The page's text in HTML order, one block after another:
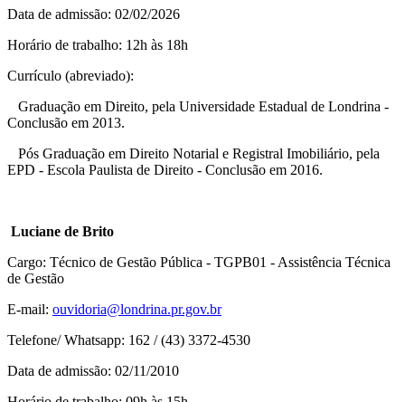
Data de admissão: 02/02/2026
Horário de trabalho: 12h às 18h
Currículo (abreviado):
Graduação em Direito, pela Universidade Estadual de Londrina -
Conclusão em 2013.
Pós Graduação em Direito Notarial e Registral Imobiliário, pela
EPD - Escola Paulista de Direito - Conclusão em 2016.
Luciane de Brito
Cargo: Técnico de Gestão Pública - TGPB01 - Assistência Técnica
de Gestão
E-mail: ouvidoria@londrina.pr.gov.br
Telefone/ Whatsapp: 162 / (43) 3372-4530
Data de admissão: 02/11/2010